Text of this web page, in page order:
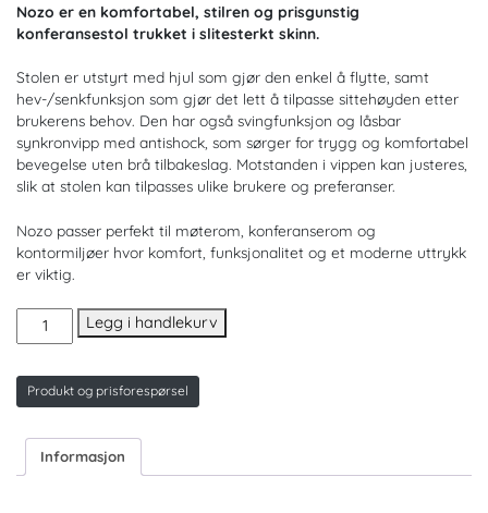
Nozo er en komfortabel, stilren og prisgunstig
konferansestol trukket i slitesterkt skinn.
Stolen er utstyrt med hjul som gjør den enkel å flytte, samt
hev-/senkfunksjon som gjør det lett å tilpasse sittehøyden etter
brukerens behov. Den har også svingfunksjon og låsbar
synkronvipp med antishock, som sørger for trygg og komfortabel
bevegelse uten brå tilbakeslag. Motstanden i vippen kan justeres,
slik at stolen kan tilpasses ulike brukere og preferanser.
Nozo passer perfekt til møterom, konferanserom og
kontormiljøer hvor komfort, funksjonalitet og et moderne uttrykk
er viktig.
Nozo
konferansestol.
skinn
antall
Legg i handlekurv
Produkt og prisforespørsel
Informasjon